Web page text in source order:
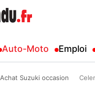
Auto-Moto Emploi
Achat Suzuki occasion